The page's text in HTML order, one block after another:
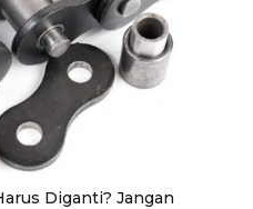
Diganti? Jangan